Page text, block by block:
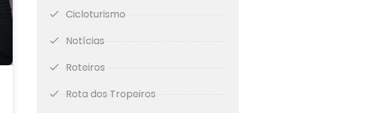
Cicloturismo
Notícias
Roteiros
Rota dos Tropeiros